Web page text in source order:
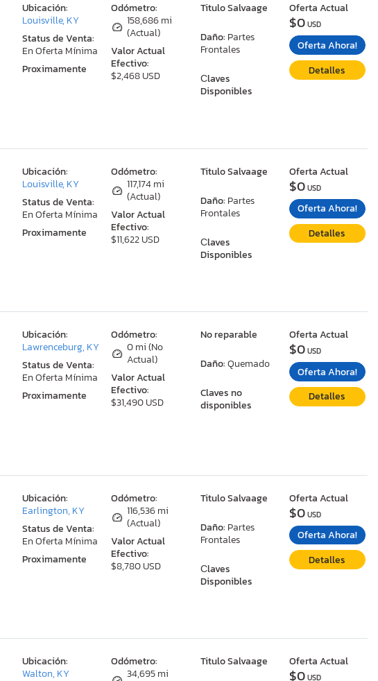
Odómetro:
158,686 mi
(Actual)
Valor Actual
Efectivo:
$2,468 USD
Titulo Salvaage
Daño: Partes
Frontales
Сlaves
Disponibles
Ubicación:
Louisville, KY
Status de Venta:
En Oferta Mínima
Proximamente
Oferta Actual
$0USD
Oferta Ahora!
Detalles
Odómetro:
117,174 mi
(Actual)
Valor Actual
Efectivo:
$11,622 USD
Titulo Salvaage
Daño: Partes
Frontales
Сlaves
Disponibles
Ubicación:
Louisville, KY
Status de Venta:
En Oferta Mínima
Proximamente
Oferta Actual
$0USD
Oferta Ahora!
Detalles
Odómetro:
0 mi (No
Actual)
Valor Actual
Efectivo:
$31,490 USD
No reparable
Daño:Quemado
Claves no
disponibles
Ubicación:
Lawrenceburg, KY
Status de Venta:
En Oferta Mínima
Proximamente
Oferta Actual
$0USD
Oferta Ahora!
Detalles
Odómetro:
116,536 mi
(Actual)
Valor Actual
Efectivo:
$8,780 USD
Titulo Salvaage
Daño: Partes
Frontales
Сlaves
Disponibles
Ubicación:
Earlington, KY
Status de Venta:
En Oferta Mínima
Proximamente
Oferta Actual
$0USD
Oferta Ahora!
Detalles
Odómetro:
34,695 mi
Titulo Salvaage
Ubicación:
Walton, KY
Oferta Actual
$0USD